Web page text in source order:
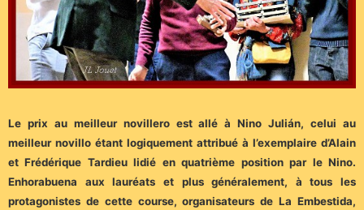
Le prix au meilleur novillero est allé à Nino Julián, celui au
meilleur novillo étant logiquement attribué à l’exemplaire d’Alain
et Frédérique Tardieu lidié en quatrième position par le Nino.
Enhorabuena aux lauréats et plus généralement, à tous les
protagonistes de cette course, organisateurs de La Embestida,